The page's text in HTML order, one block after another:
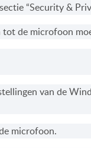
“Security &
de microfoon
van de
microfoon.